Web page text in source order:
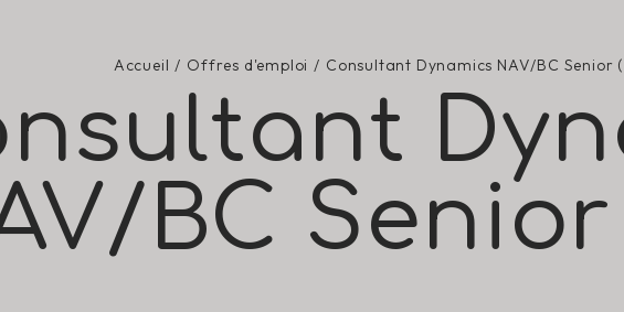
Accueil Offres d'emploi Consultant Dynamics NAV/BC Senior
BC